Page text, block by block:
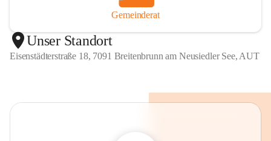
Gemeinderat
Unser Standort
Eisenstädterstraße 18, 7091 Breitenbrunn am Neusiedler See, AUT